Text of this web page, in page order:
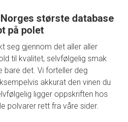
største database
på polet
seg gjennom det aller aller
til kvalitet, selvfølgelig smak
bare det. Vi forteller deg
akkurat den vinen du
ligger oppskriften hos
polvarer rett fra våre sider.